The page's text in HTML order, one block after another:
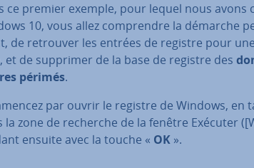
ce premier exemple, pour lequel nous avons
10, vous allez com­prendre la démarche
de retrouver les entrées de registre pour
et de supprimer de la base de registre des
périmés.
par ouvrir le registre de Windows, en
la zone de recherche de la fenêtre Exécuter
ensuite avec la touche « OK ».